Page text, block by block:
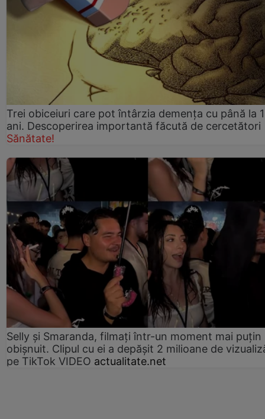
Trei obiceiuri care pot întârzia demența cu până la
ani. Descoperirea importantă făcută de cercetători
Sănătate!
Selly și Smaranda, filmați într-un moment mai puțin
obișnuit. Clipul cu ei a depășit 2 milioane de
pe TikTok VIDEO actualitate.net